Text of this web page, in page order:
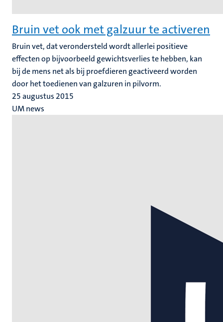
Bruin vet ook met galzuur te activeren
Bruin vet, dat verondersteld wordt allerlei positieve
effecten op bijvoorbeeld gewichtsverlies te hebben, kan
bij de mens net als bij proefdieren geactiveerd worden
door het toedienen van galzuren in pilvorm.
25 augustus 2015
UM news